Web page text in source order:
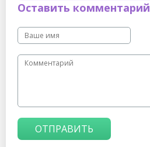
Оставить комментарий
ОТПРАВИТЬ